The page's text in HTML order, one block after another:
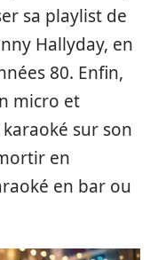
sa playlist de
Hallyday, en
80. Enfin,
micro et
sur son
en
en bar ou